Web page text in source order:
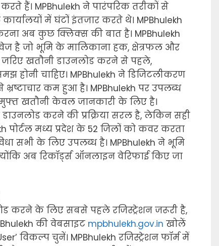
हैं। MPBhulekh ने पारंपरिक तरीकों से
में घंटों इंतजार करते थे। MPBhulekh
अब कुछ क्लिक्स की बात है। MPBhulekh
है जो भूमि के मालिकाना हक, क्षेत्रफल और
जरिए खतौनी डाउनलोड करने से पहले,
होनी चाहिए। MPBhulekh ने डिजिटलीकरण
भ्रष्टाचार कम हुआ है। MPBhulekh पर उपलब्ध
खतौनी केवल जानकारी के लिए है।
करने की प्रक्रिया सरल है, लेकिन सही
पोर्टल मध्य प्रदेश के 52 जिलों को कवर करता
सभी के लिए उपलब्ध है। MPBhulekh ने भूमि
अब रिकॉर्ड्स ऑनलाइन वेरिफाई किए जा
करने के लिए सबसे पहले रजिस्ट्रेशन जरूरी है,
की वेबसाइट mpbhulekh.gov.in खोलें
विकल्प चुनें। MPBhulekh रजिस्ट्रेशन फॉर्म में